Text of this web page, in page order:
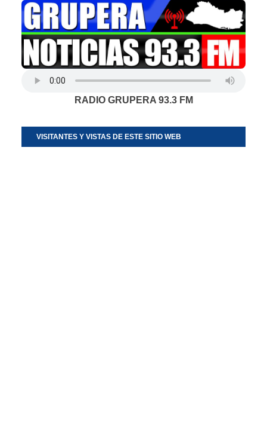
RADIO GRUPERA 93.3 FM
VISITANTES Y VISTAS DE ESTE SITIO WEB